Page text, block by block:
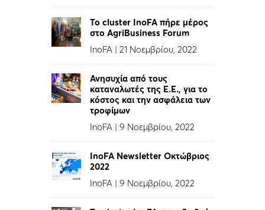
Το cluster InoFA πήρε μέρος
στο AgriBusiness Forum
InoFA |21 Νοεμβρίου, 2022
Ανησυχία από τους
καταναλωτές της Ε.Ε., για το
κόστος και την ασφάλεια των
τροφίμων
InoFA |9 Νοεμβρίου, 2022
InoFA Newsletter Οκτώβριος
2022
InoFA |9 Νοεμβρίου, 2022